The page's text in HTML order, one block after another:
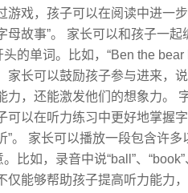
游戏，孩子可以在阅读中进一
母故事”。 家长可以和孩子一
的单词。比如，“Ben the
家长可以鼓励孩子参与进来，
力，还能激发他们的想象力。
可以在听力练习中更好地掌握
”。 家长可以播放一段包含许
比如，录音中说“ball”、
仅能够帮助孩子提高听力能力